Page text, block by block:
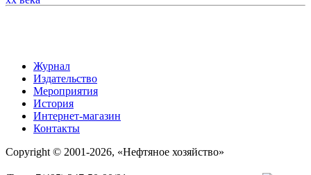
Журнал
Издательство
Мероприятия
История
Интернет-магазин
Контакты
Copyright © 2001-2026, «Нефтяное хозяйство»